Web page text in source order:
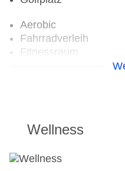
Aerobic
Fahrradverleih
Fitnessraum
Wellness